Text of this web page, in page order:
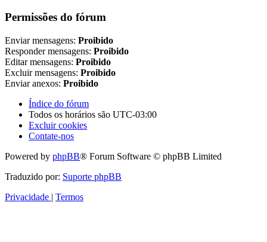
Permissões do fórum
Enviar mensagens: Proibido
Responder mensagens: Proibido
Editar mensagens: Proibido
Excluir mensagens: Proibido
Enviar anexos: Proibido
Índice do fórum
Todos os horários são UTC-03:00
Excluir cookies
Contate-nos
Powered by phpBB® Forum Software © phpBB Limited
Traduzido por: Suporte phpBB
Privacidade | Termos